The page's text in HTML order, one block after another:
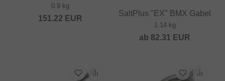
0.9 kg
151.22 EUR
SaltPlus "EX" BMX Gabel
1.14 kg
ab 82.31 EUR